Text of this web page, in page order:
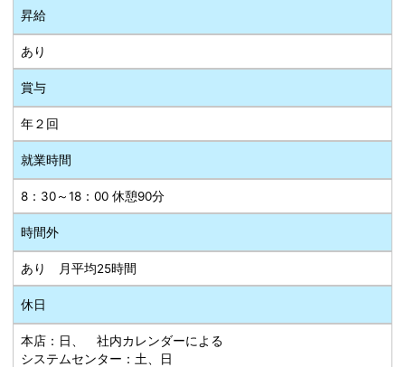
昇給
あり
賞与
年２回
就業時間
8：30～18：00 休憩90分
時間外
あり 月平均25時間
休日
本店：日、 社内カレンダーによる
システムセンター：土、日